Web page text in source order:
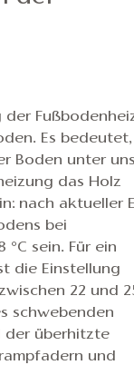
der
Es bedeutet,
Boden unter
das Holz
nach aktueller
bei
sein. Für ein
die Einstellung
22 und
schwebenden
der überhitzte
und